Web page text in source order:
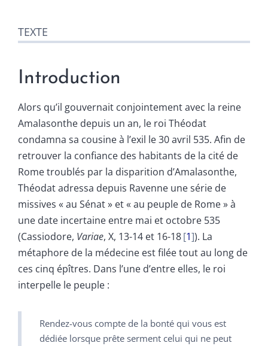
TEXTE
Introduction
Alors qu’il gouvernait conjointement avec la reine
Amalasonthe depuis un an, le roi Théodat
condamna sa cousine à l’exil le 30 avril 535. Afin de
retrouver la confiance des habitants de la cité de
Rome troublés par la disparition d’Amalasonthe,
Théodat adressa depuis Ravenne une série de
missives « au Sénat » et « au peuple de Rome » à
une date incertaine entre mai et octobre 535
(Cassiodore, Variae, X, 13-14 et 16-18 1 ). La
métaphore de la médecine est filée tout au long de
ces cinq épîtres. Dans l’une d’entre elles, le roi
interpelle le peuple :
Rendez-vous compte de la bonté qui vous est
dédiée lorsque prête serment celui qui ne peut